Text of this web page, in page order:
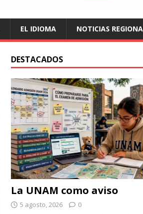
EL IDIOMA NOTICIAS
DESTACADOS
La UNAM como aviso
5 agosto, 2026 0